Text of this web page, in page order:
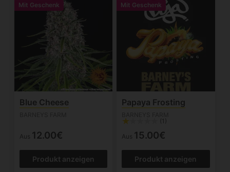
Mit Geschenk
Blue Cheese
Aus 12.00€
Produkt anzeigen
Mit Geschenk
Papaya Frosting
(1)
Aus 15.00€
Produkt anzeigen